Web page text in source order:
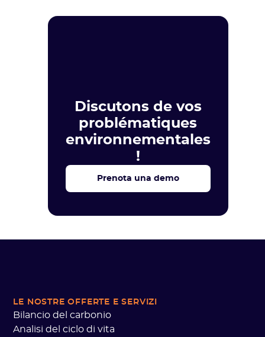
Discutons de vos
problématiques
environnementales
!
Prenota una demo
LE NOSTRE OFFERTE E SERVIZI
Bilancio del carbonio
Analisi del ciclo di vita